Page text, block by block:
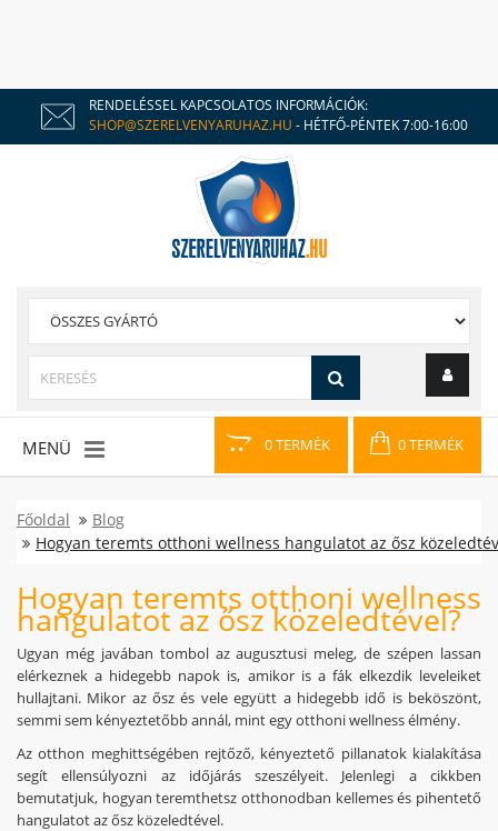
RENDELÉSSEL KAPCSOLATOS INFORMÁCIÓK:
SHOP@SZERELVENYARUHAZ.HU - HÉTFŐ-PÉNTEK 7:00-16:00
0 TERMÉK 0 TERMÉK
MENÜ
Főoldal
Blog
Hogyan teremts otthoni wellness hangulatot az ősz
Hogyan teremts otthoni wellness
hangulatot az ősz közeledtével?
Ugyan még javában tombol az augusztusi meleg, de szépen lassan
elérkeznek a hidegebb napok is, amikor is a fák elkezdik leveleiket
hullajtani. Mikor az ősz és vele együtt a hidegebb idő is beköszönt,
semmi sem kényeztetőbb annál, mint egy otthoni wellness élmény.
Az otthon meghittségében rejtőző, kényeztető pillanatok kialakítása
segít ellensúlyozni az időjárás szeszélyeit. Jelenlegi a cikkben
bemutatjuk, hogyan teremthetsz otthonodban kellemes és pihentető
hangulatot az ősz közeledtével.